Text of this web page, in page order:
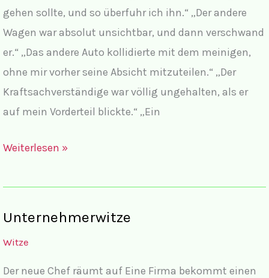
gehen sollte, und so überfuhr ich ihn.“ „Der andere
Wagen war absolut unsichtbar, und dann verschwand
er.“ „Das andere Auto kollidierte mit dem meinigen,
ohne mir vorher seine Absicht mitzuteilen.“ „Der
Kraftsachverständige war völlig ungehalten, als er
auf mein Vorderteil blickte.“ „Ein
Witz-
Weiterlesen »
Unternehmerwitze
Witze
Der neue Chef räumt auf Eine Firma bekommt einen